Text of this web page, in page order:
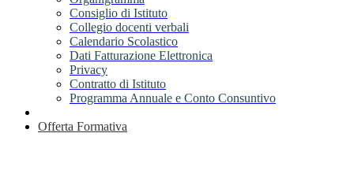
Consiglio di Istituto
Collegio docenti verbali
Calendario Scolastico
Dati Fatturazione Elettronica
Privacy
Contratto di Istituto
Programma Annuale e Conto Consuntivo
Offerta Formativa